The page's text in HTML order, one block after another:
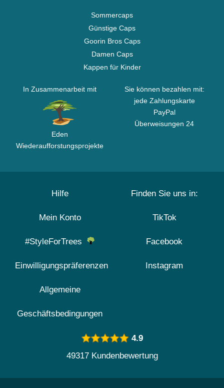
Sommercaps
Günstige Caps
Goorin Bros Caps
Damen Caps
Kappen für Kinder
In Zusammenarbeit mit
Eden
Wiederaufforstungsprojekte
Sie können bezahlen mit:
jede Zahlungskarte
PayPal
Überweisungen 24
Hilfe
Mein Konto
#StyleForTrees
Einwilligungspräferenzen
Allgemeine
Geschäftsbedingungen
Finden Sie uns in:
TikTok
Facebook
Instagram
4.9
49317 Kundenbewertung